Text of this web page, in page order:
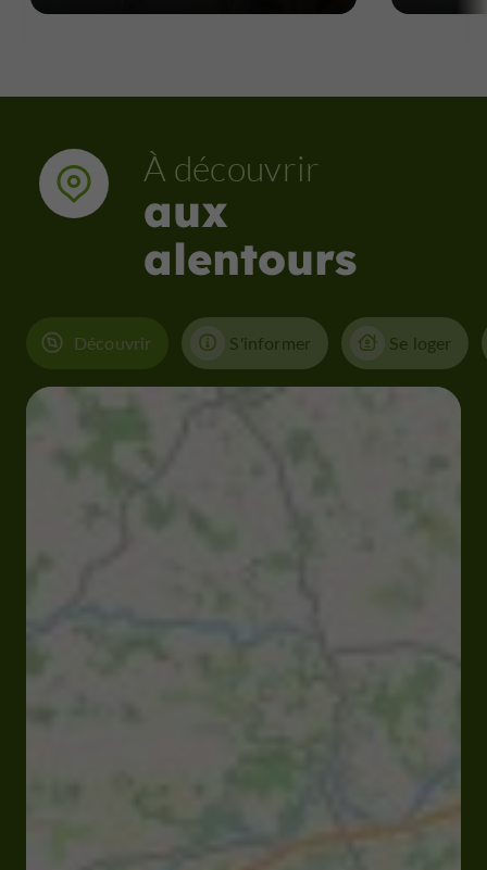
À découvrir
aux
alentours
Découvrir S'informer Se loger